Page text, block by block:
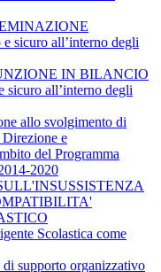
sicuro all’interno degli
IN BILANCIO
sicuro all’interno degli
allo svolgimento di
e
del Programma
2020
Scolastica come
supporto organizzativo